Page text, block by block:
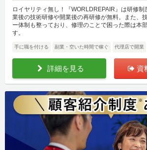
ロイヤリティ無し！『WORLDREPAIR』は研修制
業後の技術研修や開業後の再研修が無料。また、
ー体制も整っており、修理のことで困った際は本
す。
手に職を付ける 副業・空いた時間で稼ぐ 代理店で開業
詳細を見る 資